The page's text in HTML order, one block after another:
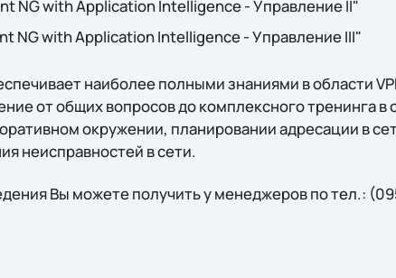
NG with Application Intelligence - Управление II"
NG with Application Intelligence - Управление III"
наиболее полными знаниями в области
от общих вопросов до комплексного тренинга в
окружении, планировании адресации в
неисправностей в сети.
Вы можете получить у менеджеров по тел.: